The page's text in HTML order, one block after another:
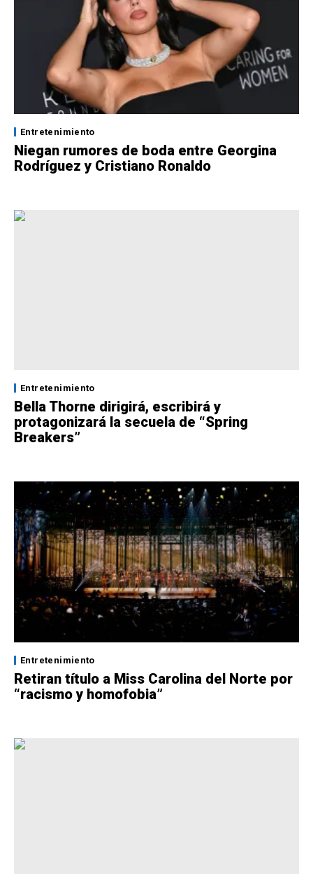
Entretenimiento
Niegan rumores de boda entre Georgina
Rodríguez y Cristiano Ronaldo
Entretenimiento
Bella Thorne dirigirá, escribirá y
protagonizará la secuela de “Spring
Breakers”
Entretenimiento
Retiran título a Miss Carolina del Norte por
“racismo y homofobia”